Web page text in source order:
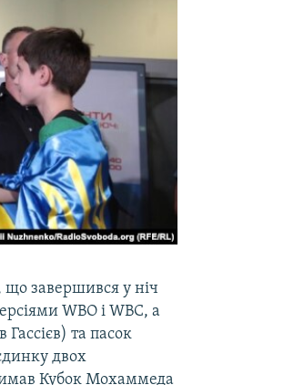
що завершився у ніч
WBO і WBC, а
та пасок
двох
Кубок Мохаммеда